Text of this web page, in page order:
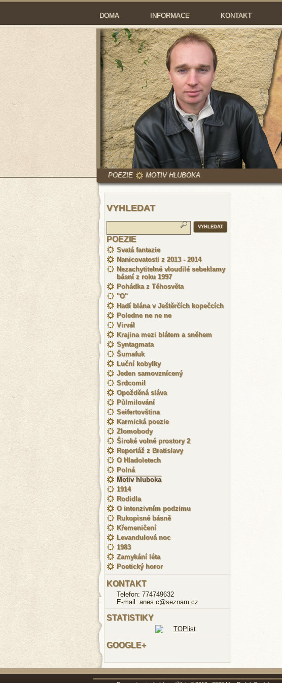
DOMA INFORMACE KONTAKT
POEZIE MOTIV HLUBOKA
VYHLEDAT
POEZIE
Svatá fantazie
Nanicovatosti z 2013 - 2014
Nezachytitelné vloudilé sebeklamy
básní z roku 1997
Pohádka z Téhosvěta
"O"
Hadí blána v Ještěrčích kopečcích
Poledne ne ne ne
Virvál
Krajina mezi blátem a sněhem
Syntagmata
Šumafuk
Luční kobylky
Jeden samovznícený
Srdcomil
Opožděná sláva
Půlmilování
Seifertovština
Karmická poezie
Zlomobody
Široké volné prostory 2
Reportáž z Bratislavy
O Hladoletech
Polná
Motiv hluboka
1914
Rodidla
O intenzivním podzimu
Rukopisné básně
Křemeničení
Levandulová noc
1983
Zamykání léta
Poetický horor
KONTAKT
Telefon: 774749632
E-mail: anes.c@seznam.cz
STATISTIKY
GOOGLE+